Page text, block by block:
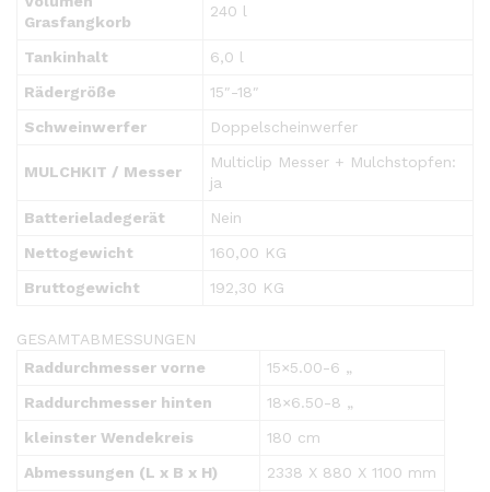
Grasfangkorb
240 l
Tankinhalt
6,0 l
Rädergröße
15″-18″
Schweinwerfer
Doppelscheinwerfer
MULCHKIT / Messer
Multiclip Messer + Mulchstopfen:
ja
Batterieladegerät
Nein
Nettogewicht
160,00 KG
Bruttogewicht
192,30 KG
GESAMTABMESSUNGEN
Raddurchmesser vorne
15×5.00-6 „
Raddurchmesser hinten
18×6.50-8 „
kleinster Wendekreis
180 cm
Abmessungen (L x B x H)
2338 X 880 X 1100 mm